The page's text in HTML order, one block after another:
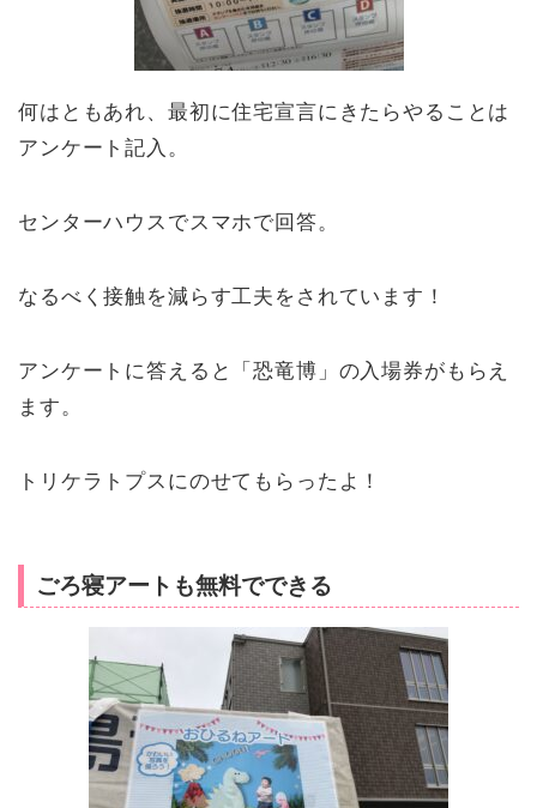
何はともあれ、最初に住宅宣言にきたらやることは
アンケート記入。
センターハウスでスマホで回答。
なるべく接触を減らす工夫をされています！
アンケートに答えると「恐竜博」の入場券がもらえ
ます。
トリケラトプスにのせてもらったよ！
ごろ寝アートも無料でできる